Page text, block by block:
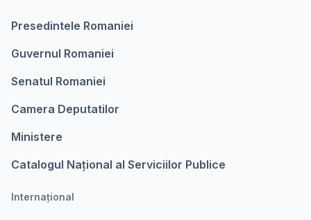
Presedintele Romaniei
Guvernul Romaniei
Senatul Romaniei
Camera Deputatilor
Ministere
Catalogul Național al Serviciilor Publice
Internațional